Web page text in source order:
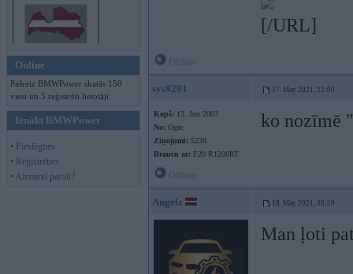
Online
Pašreiz BMWPower skatās 150
viesi un 5 reģistrēti lietotāji.
Ienākt BMWPower
• Pieslēgties
• Reģistrēties
• Aizmirsi paroli?
[/URL]
sys9291 17. May 2021, 22:00
Kopš: 13. Jun 2003
No: Ogre
Ziņojumi: 5238
Braucu ar: F20 R1200RT
ko nozīmē
Angelz 18. May 2021, 08:59
Man ļoti